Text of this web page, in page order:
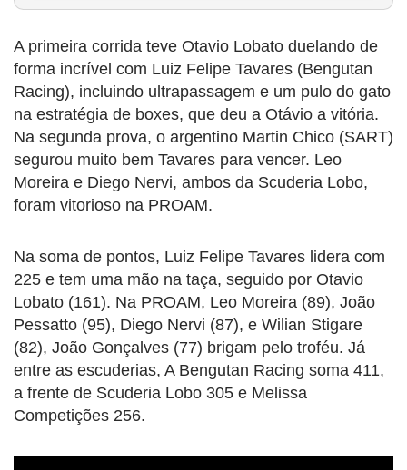
A primeira corrida teve Otavio Lobato duelando de
forma incrível com Luiz Felipe Tavares (Bengutan
Racing), incluindo ultrapassagem e um pulo do gato
na estratégia de boxes, que deu a Otávio a vitória.
Na segunda prova, o argentino Martin Chico (SART)
segurou muito bem Tavares para vencer. Leo
Moreira e Diego Nervi, ambos da Scuderia Lobo,
foram vitorioso na PROAM.
Na soma de pontos, Luiz Felipe Tavares lidera com
225 e tem uma mão na taça, seguido por Otavio
Lobato (161). Na PROAM, Leo Moreira (89), João
Pessatto (95), Diego Nervi (87), e Wilian Stigare
(82), João Gonçalves (77) brigam pelo troféu. Já
entre as escuderias, A Bengutan Racing soma 411,
a frente de Scuderia Lobo 305 e Melissa
Competições 256.